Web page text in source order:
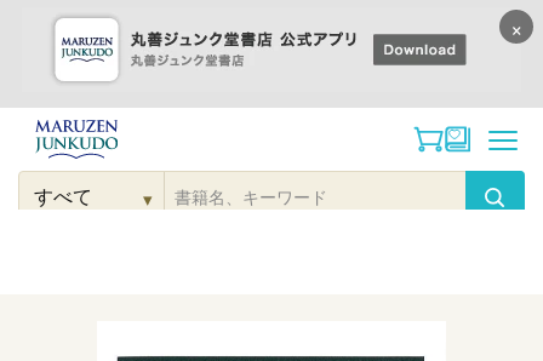
コンテンツに
進む
検
▾
×